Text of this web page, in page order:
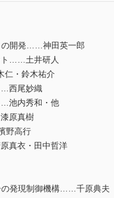
の開発……神田英一郎
ト……土井研人
・鈴木祐介
西尾妙織
池内秀和・他
原真樹
野高行
真衣・田中哲洋
の発現制御機構……千原典夫